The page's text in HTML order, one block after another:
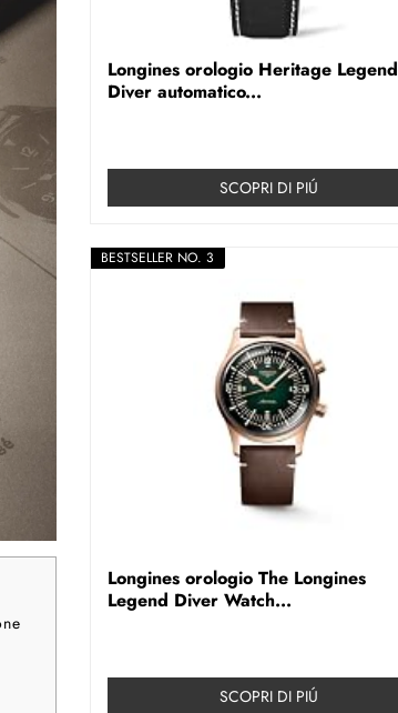
Longines orologio Heritage Legend
Diver automatico...
SCOPRI DI PIÚ
BESTSELLER NO. 3
Longines orologio The Longines
Legend Diver Watch...
SCOPRI DI PIÚ